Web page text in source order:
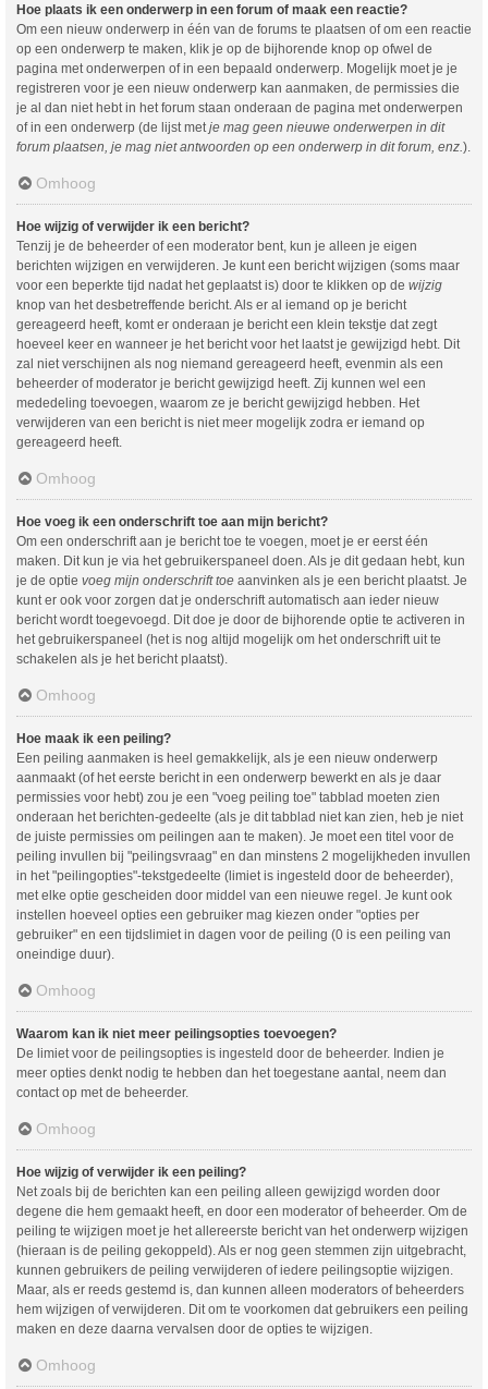
Hoe plaats ik een onderwerp in een forum of maak een reactie?
Om een nieuw onderwerp in één van de forums te plaatsen of om een reactie
op een onderwerp te maken, klik je op de bijhorende knop op ofwel de
pagina met onderwerpen of in een bepaald onderwerp. Mogelijk moet je je
registreren voor je een nieuw onderwerp kan aanmaken, de permissies die
je al dan niet hebt in het forum staan onderaan de pagina met onderwerpen
of in een onderwerp (de lijst met je mag geen nieuwe onderwerpen in dit
forum plaatsen, je mag niet antwoorden op een onderwerp in dit forum, enz. ).
Omhoog
Hoe wijzig of verwijder ik een bericht?
Tenzij je de beheerder of een moderator bent, kun je alleen je eigen
berichten wijzigen en verwijderen. Je kunt een bericht wijzigen (soms maar
voor een beperkte tijd nadat het geplaatst is) door te klikken op de wijzig
knop van het desbetreffende bericht. Als er al iemand op je bericht
gereageerd heeft, komt er onderaan je bericht een klein tekstje dat zegt
hoeveel keer en wanneer je het bericht voor het laatst je gewijzigd hebt. Dit
zal niet verschijnen als nog niemand gereageerd heeft, evenmin als een
beheerder of moderator je bericht gewijzigd heeft. Zij kunnen wel een
mededeling toevoegen, waarom ze je bericht gewijzigd hebben. Het
verwijderen van een bericht is niet meer mogelijk zodra er iemand op
gereageerd heeft.
Omhoog
Hoe voeg ik een onderschrift toe aan mijn bericht?
Om een onderschrift aan je bericht toe te voegen, moet je er eerst één
maken. Dit kun je via het gebruikerspaneel doen. Als je dit gedaan hebt, kun
je de optie voeg mijn onderschrift toe aanvinken als je een bericht plaatst. Je
kunt er ook voor zorgen dat je onderschrift automatisch aan ieder nieuw
bericht wordt toegevoegd. Dit doe je door de bijhorende optie te activeren in
het gebruikerspaneel (het is nog altijd mogelijk om het onderschrift uit te
schakelen als je het bericht plaatst).
Omhoog
Hoe maak ik een peiling?
Een peiling aanmaken is heel gemakkelijk, als je een nieuw onderwerp
aanmaakt (of het eerste bericht in een onderwerp bewerkt en als je daar
permissies voor hebt) zou je een "voeg peiling toe" tabblad moeten zien
onderaan het berichten-gedeelte (als je dit tabblad niet kan zien, heb je niet
de juiste permissies om peilingen aan te maken). Je moet een titel voor de
peiling invullen bij "peilingsvraag" en dan minstens 2 mogelijkheden invullen
in het "peilingopties"-tekstgedeelte (limiet is ingesteld door de beheerder),
met elke optie gescheiden door middel van een nieuwe regel. Je kunt ook
instellen hoeveel opties een gebruiker mag kiezen onder "opties per
gebruiker" en een tijdslimiet in dagen voor de peiling (0 is een peiling van
oneindige duur).
Omhoog
Waarom kan ik niet meer peilingsopties toevoegen?
De limiet voor de peilingsopties is ingesteld door de beheerder. Indien je
meer opties denkt nodig te hebben dan het toegestane aantal, neem dan
contact op met de beheerder.
Omhoog
Hoe wijzig of verwijder ik een peiling?
Net zoals bij de berichten kan een peiling alleen gewijzigd worden door
degene die hem gemaakt heeft, en door een moderator of beheerder. Om de
peiling te wijzigen moet je het allereerste bericht van het onderwerp wijzigen
(hieraan is de peiling gekoppeld). Als er nog geen stemmen zijn uitgebracht,
kunnen gebruikers de peiling verwijderen of iedere peilingsoptie wijzigen.
Maar, als er reeds gestemd is, dan kunnen alleen moderators of beheerders
hem wijzigen of verwijderen. Dit om te voorkomen dat gebruikers een peiling
maken en deze daarna vervalsen door de opties te wijzigen.
Omhoog